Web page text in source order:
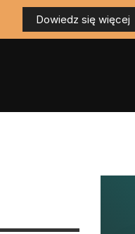
Dowiedz się więcej